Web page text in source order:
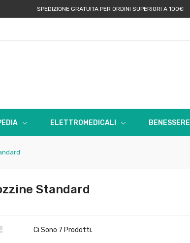
SPEDIZIONE GRATUITA PER ORDINI SUPERIORI A 100€
ELETTROMEDICALI BENESSERE
Standard
Ci Sono 7 Prodotti.